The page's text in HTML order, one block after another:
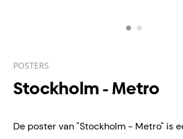
POSTERS
Stockholm - Metro
De poster van "Stockholm - Metro" is